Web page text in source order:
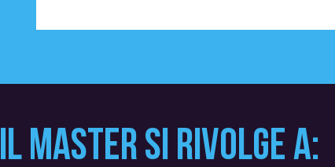
IL MASTER SI RIVOLGE A: